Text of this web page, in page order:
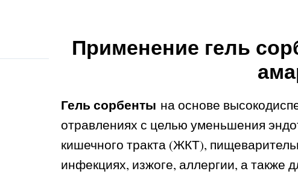
Применение гель
Гель сорбенты на основе
отравлениях с целью уменьшения
кишечного тракта (ЖКТ),
инфекциях, изжоге, аллергии, а